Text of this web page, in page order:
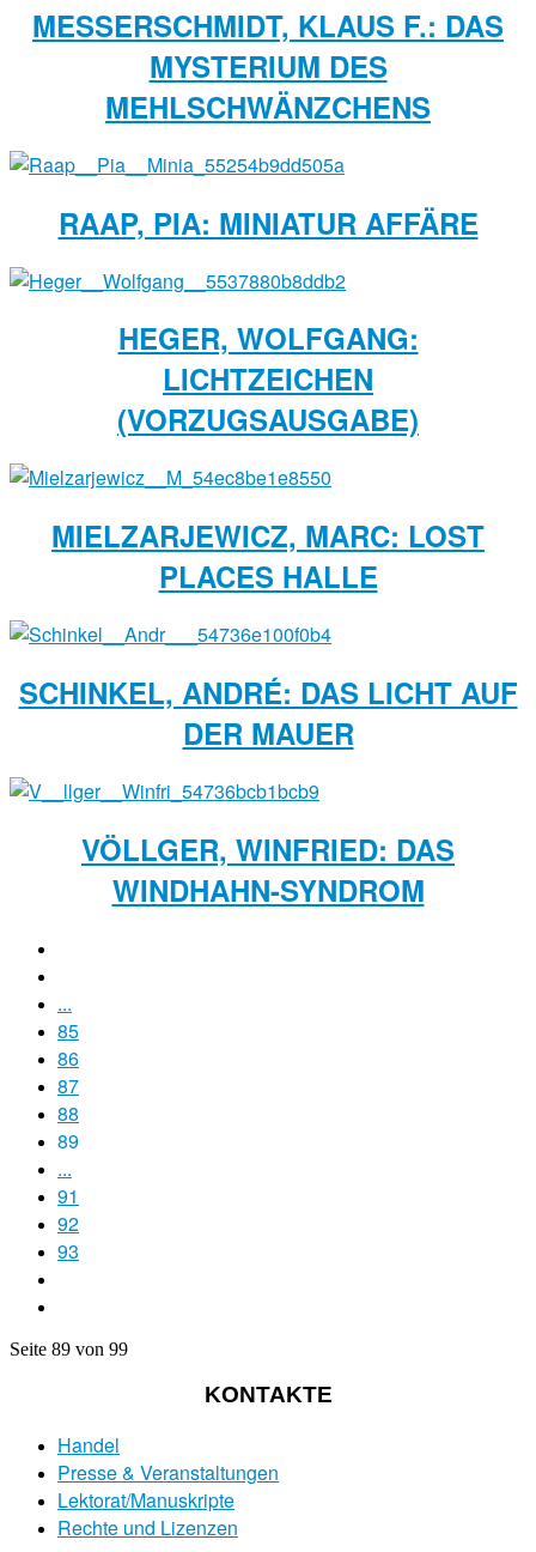
MESSERSCHMIDT, KLAUS F.: DAS
MYSTERIUM DES
MEHLSCHWÄNZCHENS
RAAP, PIA: MINIATUR AFFÄRE
HEGER, WOLFGANG:
LICHTZEICHEN
(VORZUGSAUSGABE)
MIELZARJEWICZ, MARC: LOST
PLACES HALLE
SCHINKEL, ANDRÉ: DAS LICHT AUF
DER MAUER
VÖLLGER, WINFRIED: DAS
WINDHAHN-SYNDROM
...
85
86
87
88
89
...
91
92
93
Seite 89 von 99
KONTAKTE
Handel
Presse & Veranstaltungen
Lektorat/Manuskripte
Rechte und Lizenzen